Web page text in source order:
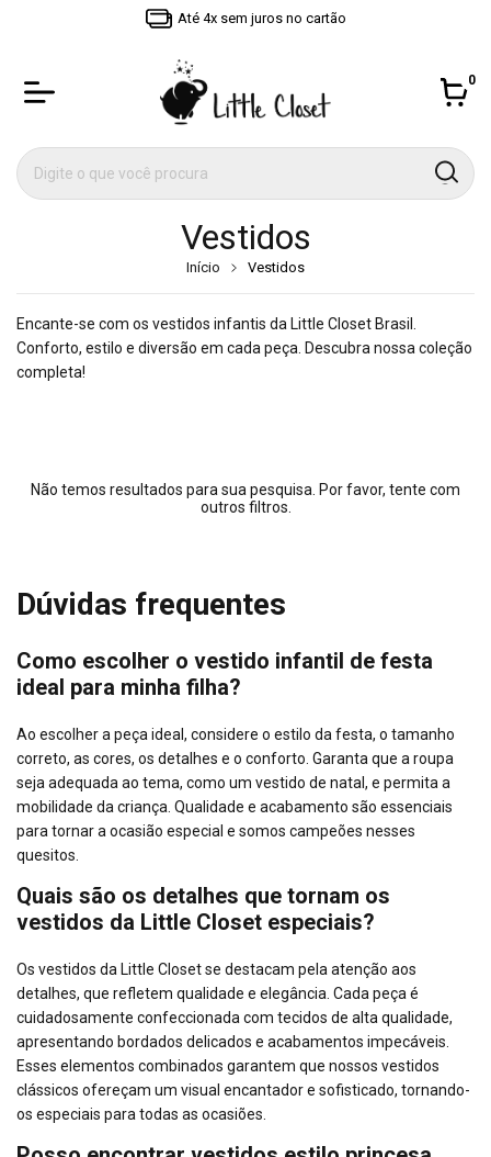
Até 4x sem juros no cartão
0
Vestidos
Início Vestidos
Encante-se com os vestidos infantis da Little Closet Brasil.
Conforto, estilo e diversão em cada peça. Descubra nossa coleção
completa!
Não temos resultados para sua pesquisa. Por favor, tente com
outros filtros.
Dúvidas frequentes
Como escolher o vestido infantil de festa
ideal para minha filha?
Ao escolher a peça ideal, considere o estilo da festa, o tamanho
correto, as cores, os detalhes e o conforto. Garanta que a roupa
seja adequada ao tema, como um vestido de natal, e permita a
mobilidade da criança. Qualidade e acabamento são essenciais
para tornar a ocasião especial e somos campeões nesses
quesitos.
Quais são os detalhes que tornam os
vestidos da Little Closet especiais?
Os vestidos da Little Closet se destacam pela atenção aos
detalhes, que refletem qualidade e elegância. Cada peça é
cuidadosamente confeccionada com tecidos de alta qualidade,
apresentando bordados delicados e acabamentos impecáveis.
Esses elementos combinados garantem que nossos vestidos
clássicos ofereçam um visual encantador e sofisticado, tornando-
os especiais para todas as ocasiões.